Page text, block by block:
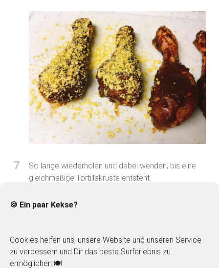
🍪 Ein paar Kekse?
Cookies helfen uns, unsere Website und unseren Service
zu verbessern und Dir das beste Surferlebnis zu
ermöglichen.🍽️
7
So lange wiederholen und dabei wenden, bis eine
gleichmäßige Tortillakruste entsteht.